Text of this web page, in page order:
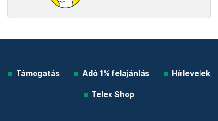
Támogatás Adó 1% felajánlás Hírlevelek
Telex Shop